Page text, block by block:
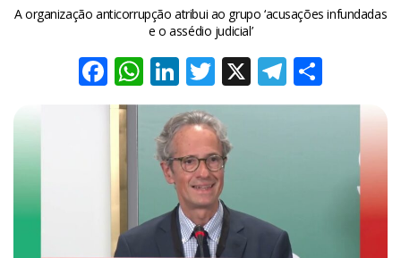
A organização anticorrupção atribui ao grupo ‘acusações infundadas
e o assédio judicial’
Facebook
WhatsApp
LinkedIn
Twitter
X